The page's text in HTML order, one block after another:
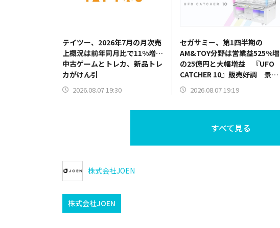
テイツー、2026年7月の月次売
上概況は前年同月比で11%増…
中古ゲームとトレカ、新品トレ
カがけん引
2026.08.07 19:30
セガサミー、第1四半期の
AM&TOY分野は営業益525%増
の25億円と大幅増益 『UFO
CATCHER 10』販売好調 景品
だけでなく機器需要も旺盛
2026.08.07 19:19
すべて見る
株式会社JOEN
株式会社JOEN